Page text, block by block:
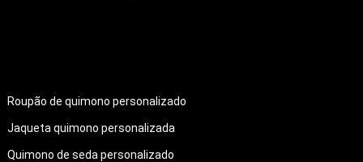
Roupão de quimono personalizado
Jaqueta quimono personalizada
Quimono de seda personalizado